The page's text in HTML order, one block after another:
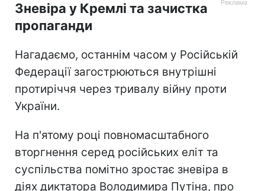
Зневіра у Кремлі та зачистка
пропаганди
Нагадаємо, останнім часом у Російській
Федерації загострюються внутрішні
протиріччя через тривалу війну проти
України.
На п'ятому році повномасштабного
вторгнення серед російських еліт та
суспільства помітно зростає зневіра в
діях диктатора Володимира Путіна, про